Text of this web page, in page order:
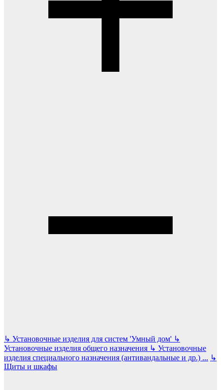
↳ Установочные изделия для систем 'Умный дом' ↳
Установочные изделия общего назначения ↳ Установочные
изделия специального назначения (антивандальные и др.) ... ↳
Щиты и шкафы